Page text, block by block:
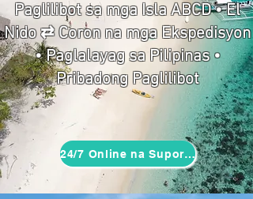
24/7 Online na Suporta
Paglilibot sa mga Isla ABCD • El
Nido ⇄ Coron na mga Ekspedisyon
• Paglalayag sa Pilipinas •
Pribadong Paglilibot